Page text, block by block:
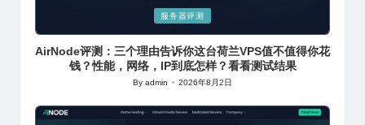
in
服务器评测
AirNode评测：三个理由告诉你这台荷兰VPS值不值得你花
钱？性能，网络，IP到底怎样？看看测试结果
Posted
Byadmin 2026年8月2日